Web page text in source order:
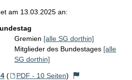
am 13.03.2025 an:
Gremien [alle SG dorthin]
Mitglieder des Bundestages [alle
SG dorthin]
( PDF - 10 Seiten)